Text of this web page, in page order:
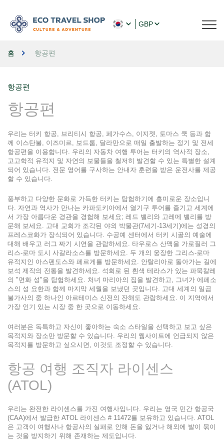
GBP
홈 항공편
항공편
항공편
우리는 터키 항공, 브리티시 항공, 페가수스, 이지젯, 토마스 쿡 등과 함
께 이스탄불, 이즈미르, 보드룸, 달라만으로 매일 출발하는 정기 및 전세
항공편을 이용합니다. 우리의 자동차 여행 투어는 터키의 역사적 장소,
고고학적 유적지 및 자연의 보물들을 철저히 발견할 수 있는 특별한 설계
되어 있습니다. 전문 영어를 구사하는 안내자 훈련을 받은 운전사를 제공
할 수 있습니다.
풍부하고 다양한 문화로 가득한 터키는 탐험하기에 흥미로운 장소입니
다. 자연과 역사가 만나는 카파도키아에서 열기구 투어를 즐기고 세계에
서 가장 아름다운 경관을 경험해 보세요; 레드 밸리와 고레메 밸리를 방
문해 보세요. 고대 교회가 조각된 야외 박물관(7세기-13세기)에는 성경의
프레스코화가 장식되어 있습니다. 수공예 센터에서 터키 시골의 예술에
대해 배우고 러그 짜기 시연을 관람하세요. 타우로스 산맥을 가로질러 그
리스-로마 도시 사갈라소스를 방문하세요. 두 개의 웅장한 그리스-로마
유적지인 아스펜도스와 페르게를 방문하세요. 안탈리아로 돌아가는 길에
보석 제작의 전통을 발견하세요. 석회로 된 흰색 테라스가 있는 파묵칼레
의 "면화 성"을 탐험하세요. 처녀 마리아의 집을 발견하고, 그녀가 에페소
스의 성 요한과 함께 마지막 세월을 보냈던 곳입니다. 고대 세계의 일곱
불가사의 중 하나인 아르테미스 신전의 잔해도 관람하세요. 이 지역에서
가장 인기 있는 시장 중 한 곳으로 이동하세요.
여러분은 독특하고 자신이 좋아하는 숙소 스타일을 선택하고 보고 싶은
목적지와 장소만 방문할 수 있습니다. 우리의 웹사이트에 언급되지 않은
목적지를 방문하고 싶으시면, 이것도 조정할 수 있습니다.
항공 여행 조직자 라이센스
(ATOL)
우리는 완전한 라이센스를 가진 여행사입니다. 우리는 영국 민간 항공국
(CAA)에서 발급한 ATOL 라이센스 # 11472를 보유하고 있습니다. ATOL
은 고객이 여행사나 항공사의 실패로 인해 돈을 잃거나 해외에 발이 묶이
는 것을 방지하기 위해 존재하는 제도입니다.